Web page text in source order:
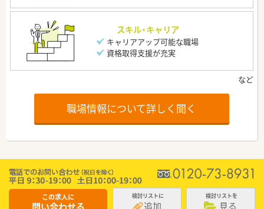
スキル・キャリア
キャリアアップ可能な職場
資格取得支援が充実
職場情報について詳しく聞く
この求人に 検討リストに
追加
検討リストを
見る